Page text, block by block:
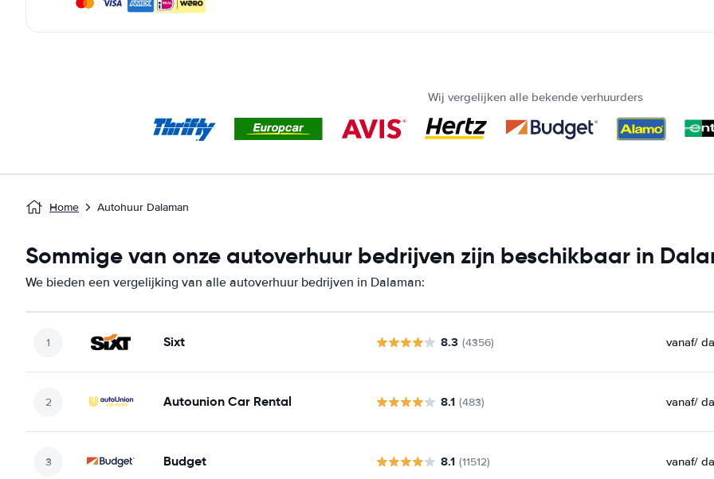
Wij vergelijken alle bekende verhuurders
Home Autohuur Dalaman
Sommige van onze autoverhuur bedrijven zijn beschikbaar in
We bieden een vergelijking van alle autoverhuur bedrijven in Dalaman:
Sixt 8.3 (4356) vanaf/
Autounion Car Rental 8.1 (483) vanaf/
Budget 8.1 (11512) vanaf/